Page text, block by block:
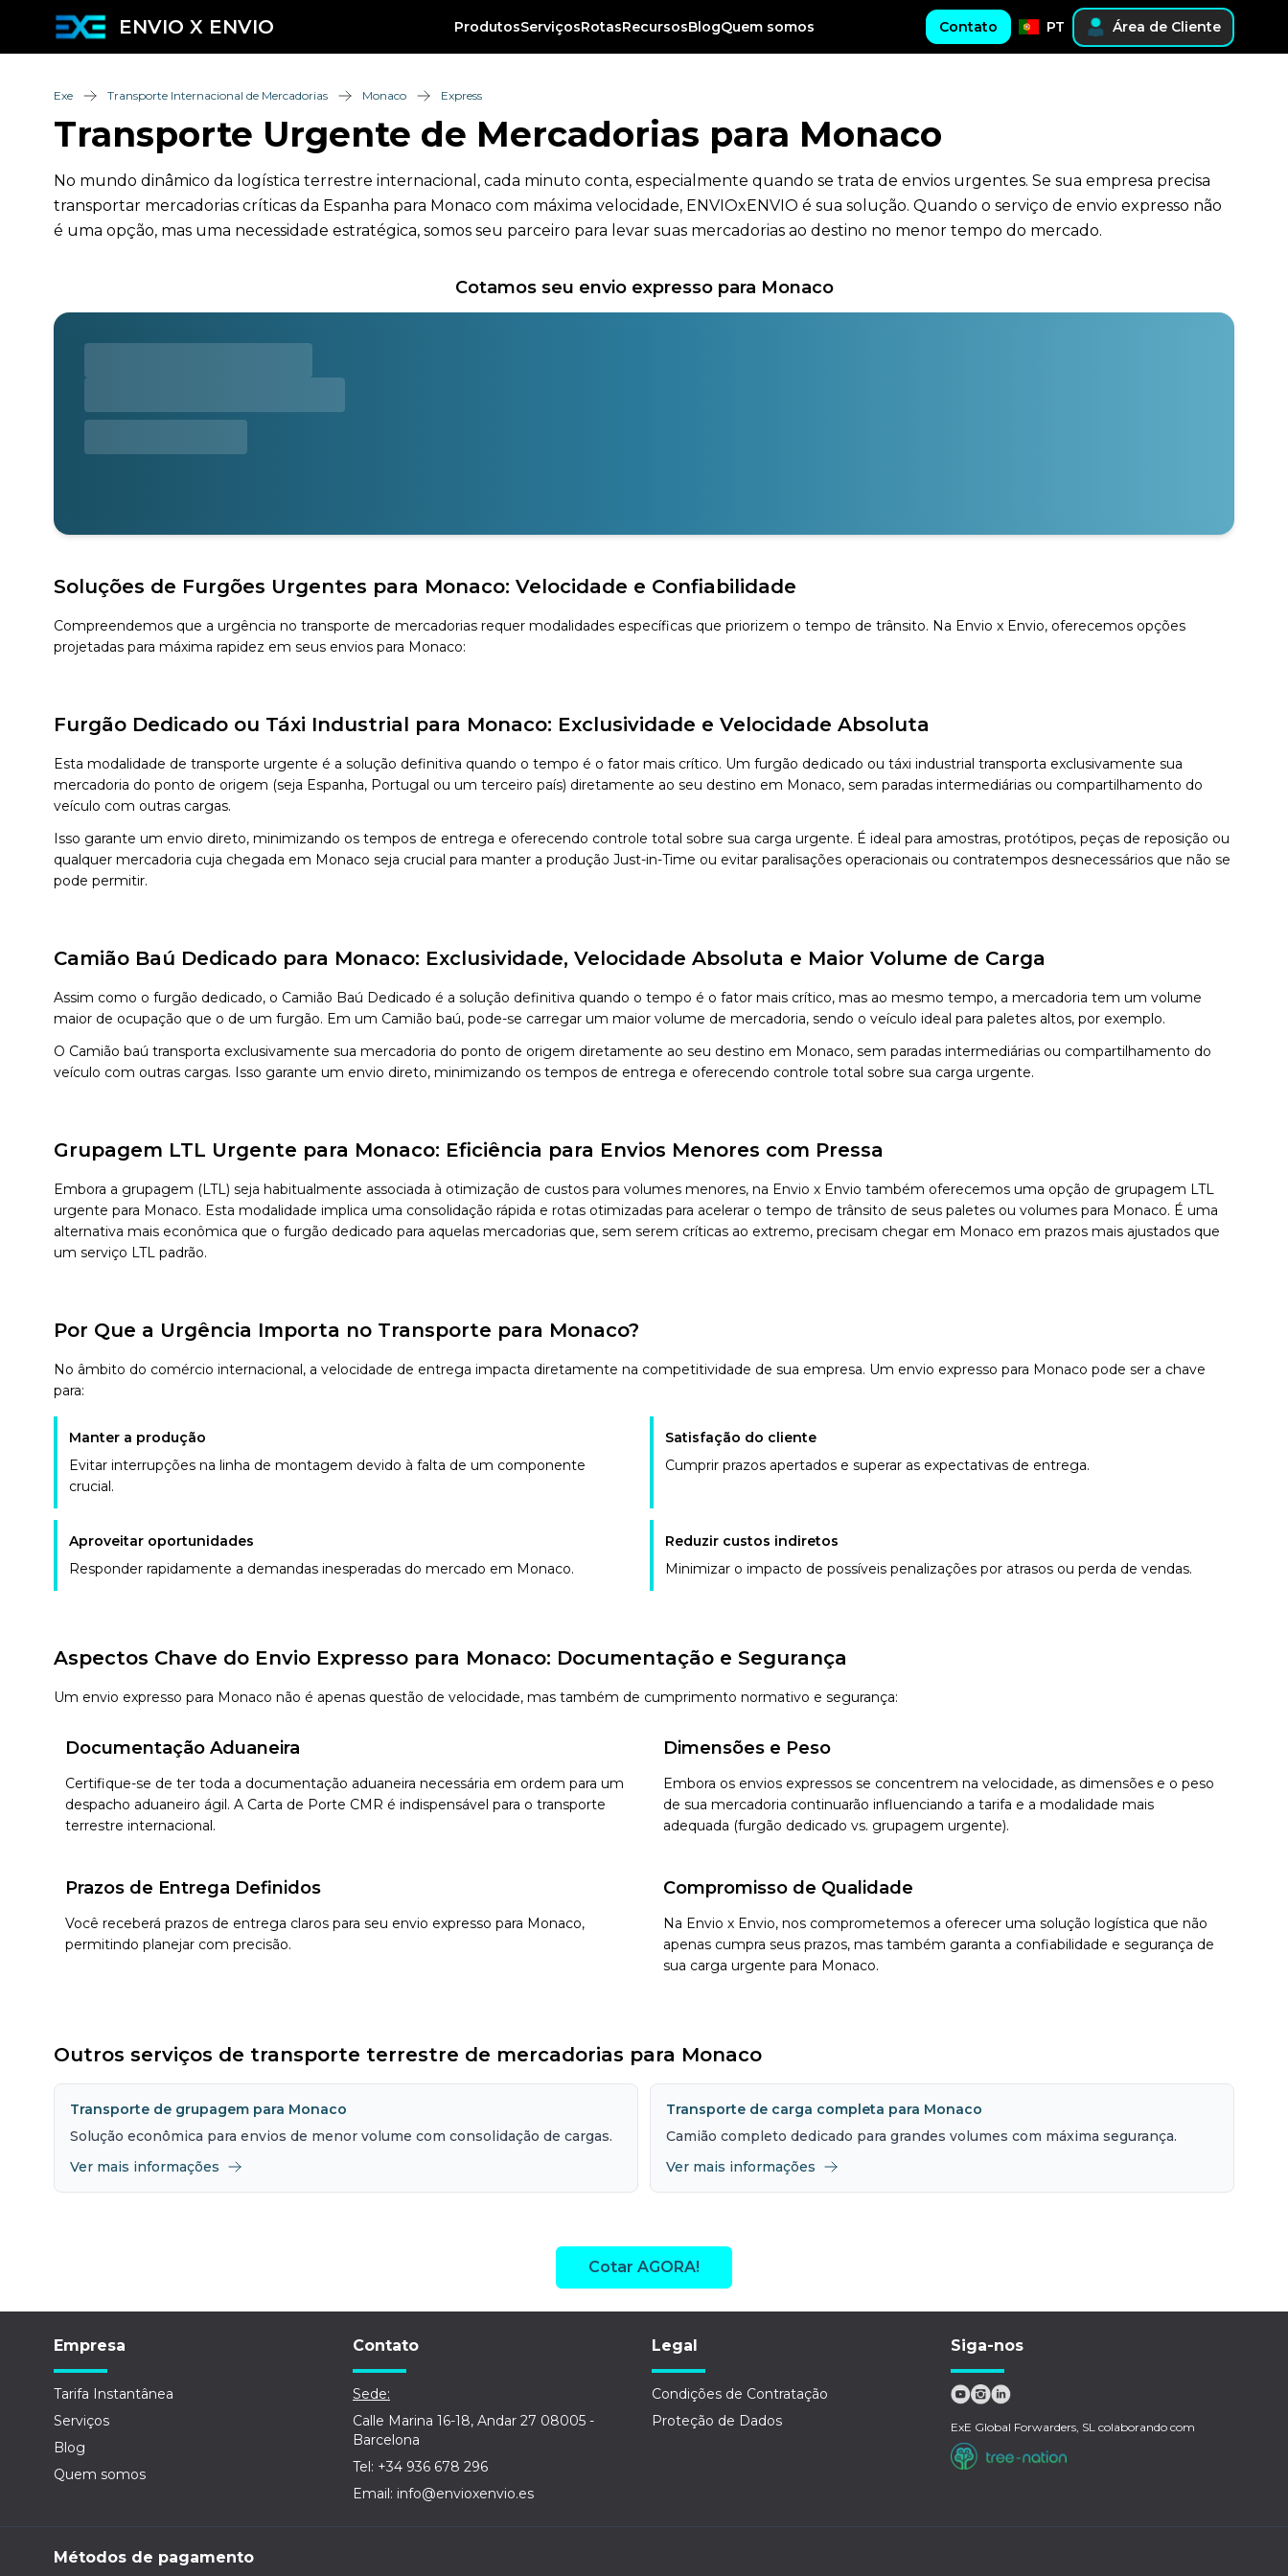
ENVIO X ENVIO ProdutosServiçosRotasRecursosBlogQuem somos Contato PT Área de Cliente
Exe Transporte Internacional de Mercadorias Monaco Express
Transporte Urgente de Mercadorias para Monaco
No mundo dinâmico da logística terrestre internacional, cada minuto conta, especialmente quando se trata de envios urgentes. Se sua empresa precisa
transportar mercadorias críticas da Espanha para Monaco com máxima velocidade, ENVIOxENVIO é sua solução. Quando o serviço de envio expresso não
é uma opção, mas uma necessidade estratégica, somos seu parceiro para levar suas mercadorias ao destino no menor tempo do mercado.
Cotamos seu envio expresso para Monaco
Soluções de Furgões Urgentes para Monaco: Velocidade e Confiabilidade
Compreendemos que a urgência no transporte de mercadorias requer modalidades específicas que priorizem o tempo de trânsito. Na Envio x Envio, oferecemos opções
projetadas para máxima rapidez em seus envios para Monaco:
Furgão Dedicado ou Táxi Industrial para Monaco: Exclusividade e Velocidade Absoluta
Esta modalidade de transporte urgente é a solução definitiva quando o tempo é o fator mais crítico. Um furgão dedicado ou táxi industrial transporta exclusivamente sua
mercadoria do ponto de origem (seja Espanha, Portugal ou um terceiro país) diretamente ao seu destino em Monaco, sem paradas intermediárias ou compartilhamento do
veículo com outras cargas.
Isso garante um envio direto, minimizando os tempos de entrega e oferecendo controle total sobre sua carga urgente. É ideal para amostras, protótipos, peças de reposição ou
qualquer mercadoria cuja chegada em Monaco seja crucial para manter a produção Just-in-Time ou evitar paralisações operacionais ou contratempos desnecessários que não se
pode permitir.
Camião Baú Dedicado para Monaco: Exclusividade, Velocidade Absoluta e Maior Volume de Carga
Assim como o furgão dedicado, o Camião Baú Dedicado é a solução definitiva quando o tempo é o fator mais crítico, mas ao mesmo tempo, a mercadoria tem um volume
maior de ocupação que o de um furgão. Em um Camião baú, pode-se carregar um maior volume de mercadoria, sendo o veículo ideal para paletes altos, por exemplo.
O Camião baú transporta exclusivamente sua mercadoria do ponto de origem diretamente ao seu destino em Monaco, sem paradas intermediárias ou compartilhamento do
veículo com outras cargas. Isso garante um envio direto, minimizando os tempos de entrega e oferecendo controle total sobre sua carga urgente.
Grupagem LTL Urgente para Monaco: Eficiência para Envios Menores com Pressa
Embora a grupagem (LTL) seja habitualmente associada à otimização de custos para volumes menores, na Envio x Envio também oferecemos uma opção de grupagem LTL
urgente para Monaco. Esta modalidade implica uma consolidação rápida e rotas otimizadas para acelerar o tempo de trânsito de seus paletes ou volumes para Monaco. É uma
alternativa mais econômica que o furgão dedicado para aquelas mercadorias que, sem serem críticas ao extremo, precisam chegar em Monaco em prazos mais ajustados que
um serviço LTL padrão.
Por Que a Urgência Importa no Transporte para Monaco?
No âmbito do comércio internacional, a velocidade de entrega impacta diretamente na competitividade de sua empresa. Um envio expresso para Monaco pode ser a chave
para:
Manter a produção
Evitar interrupções na linha de montagem devido à falta de um componente
crucial.
Satisfação do cliente
Cumprir prazos apertados e superar as expectativas de entrega.
Aproveitar oportunidades
Responder rapidamente a demandas inesperadas do mercado em Monaco.
Reduzir custos indiretos
Minimizar o impacto de possíveis penalizações por atrasos ou perda de vendas.
Aspectos Chave do Envio Expresso para Monaco: Documentação e Segurança
Um envio expresso para Monaco não é apenas questão de velocidade, mas também de cumprimento normativo e segurança:
Documentação Aduaneira
Certifique-se de ter toda a documentação aduaneira necessária em ordem para um
despacho aduaneiro ágil. A Carta de Porte CMR é indispensável para o transporte
terrestre internacional.
Dimensões e Peso
Embora os envios expressos se concentrem na velocidade, as dimensões e o peso
de sua mercadoria continuarão influenciando a tarifa e a modalidade mais
adequada (furgão dedicado vs. grupagem urgente).
Prazos de Entrega Definidos
Você receberá prazos de entrega claros para seu envio expresso para Monaco,
permitindo planejar com precisão.
Compromisso de Qualidade
Na Envio x Envio, nos comprometemos a oferecer uma solução logística que não
apenas cumpra seus prazos, mas também garanta a confiabilidade e segurança de
sua carga urgente para Monaco.
Outros serviços de transporte terrestre de mercadorias para Monaco
Transporte de grupagem para Monaco
Solução econômica para envios de menor volume com consolidação de cargas.
Ver mais informações
Transporte de carga completa para Monaco
Camião completo dedicado para grandes volumes com máxima segurança.
Ver mais informações
Cotar AGORA!
Empresa
Tarifa Instantânea
Serviços
Blog
Quem somos
Contato
Sede:
Calle Marina 16-18, Andar 27 08005 -
Barcelona
Tel: +34 936 678 296
Email: info@envioxenvio.es
Legal
Condições de Contratação
Proteção de Dados
Siga-nos
ExE Global Forwarders, SL colaborando com
Métodos de pagamento